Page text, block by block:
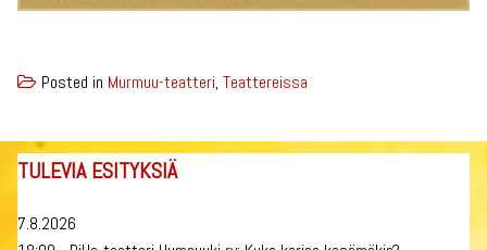
Posted in Murmuu-teatteri, Teattereissa
TULEVIA ESITYKSIÄ
7.8.2026